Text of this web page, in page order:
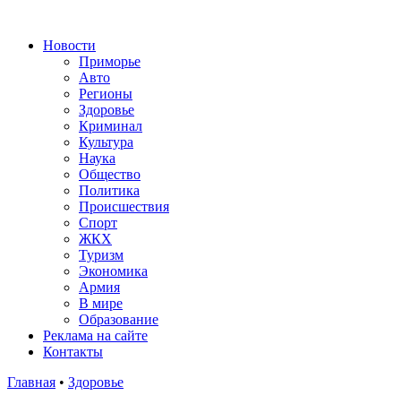
Новости
Приморье
Авто
Регионы
Здоровье
Криминал
Культура
Наука
Общество
Политика
Происшествия
Спорт
ЖКХ
Туризм
Экономика
Армия
В мире
Образование
Реклама на сайте
Контакты
Главная • Здоровье